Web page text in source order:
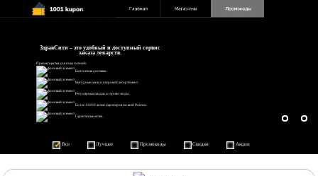
ЗдравСити – это удобный и доступный сервис
заказа лекарств.
Преимущества для покупателей:
Бесплатная доставка.
Выгодные цены и широкий ассортимент.
Регулярные скидки и промо-коды.
Более 15000 аптек-партнеров по всей России.
Гарантия качества .
Все Лучшее Промокоды Скидки Акции